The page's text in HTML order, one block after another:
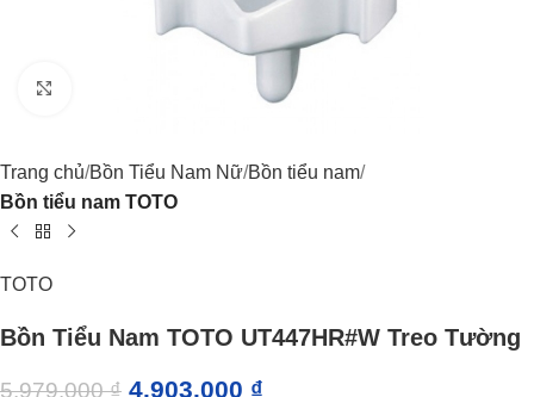
Trang chủ Bồn Tiểu Nam Nữ Bồn tiểu nam
Bồn tiểu nam TOTO
TOTO
Bồn Tiểu Nam TOTO UT447HR#W Treo Tường
5.979.000₫ 4.903.000 ₫